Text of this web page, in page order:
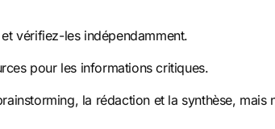
vérifiez-les indépendamment.
pour les informations critiques.
la rédaction et la synthèse, mais